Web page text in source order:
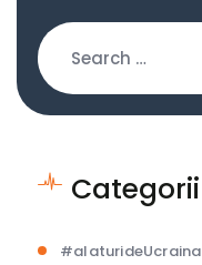
Categorii
#alaturideUcraina